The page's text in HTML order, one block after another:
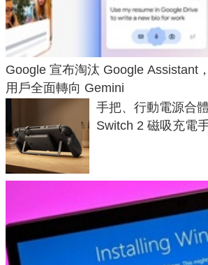
Google 宣布淘汰 Google Assistant
用戶全面轉向 Gemini
手把、行動電源合
Switch 2 磁吸充電